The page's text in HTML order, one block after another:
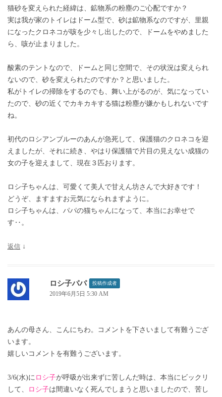
猫砂を変えられた経緯は、鉱物系の粉塵のご心配ですか？
実は我が家のトイレはドーム型で、砂は鉱物系なのですが、里親
になったクロネコが咳を少々し出したので、ドームをやめました
ら、咳が止まりました。
酸素のテントなので、ドームと同じ空間で、その状況は変えられ
ないので、砂を変えられたのですか？と思いました。
私がトイレの掃除をするのでも、舞い上がるのが、気になってい
たので、砂の近くでカキカキする猫は粉塵が嫌かもしれないです
ね。
初代のロシアンブルーのあんが急死して、保護猫のクロネコを迎
えましたが、それに続き、やはり保護猫で片目の見えない成猫の
女の子を迎えまして、現在３匹おります。
ロシ子ちゃんは、可愛くて美人で甘えん坊さんで大好きです！
どうぞ、ますますお元気になられますように。
ロシ子ちゃんは、パパの猫ちゃんになって、本当にお幸せで
す‥。
返信 ↓
ロシ子パパ 投稿作成者
2019年6月5日 5:30 AM
あんの母さん、こんにちわ。コメントを下さいまして有難うござ
います。
嬉しいコメントを有難うございます。
3/6(水)に ロシ子が呼吸が出来ずに苦しんだ時は、本当にビックリ
して、
ロシ子は間違いなく死んでしまうと思いましたので、苦し